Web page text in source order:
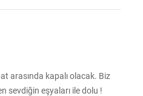
arasında kapalı olacak. Biz
sevdiğin eşyaları ile dolu !